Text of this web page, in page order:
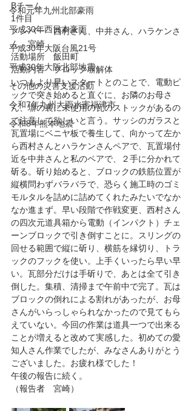
令和元年九州北部豪雨
平成30年西日本豪雨
平成30年大阪台風21号
平成30年大阪北部地震
その他の災害支援活動
令和7年九州大雨水害福津市
令和8年熊本地震
Bチーム
1件目
メンバー　西村さん、中井さん、ハラケンさ
ん、宮崎
活動場所　飯田町
活動内容　ブロック塀解体
いつもより早いスタートとのことで、電動ピ
ックで突き始めると直ぐに、お隣のお母さ
ん、塀の裏に未使用の瓦のストックがあるの
で注意して欲しいと言う。サッシのガラスと
瓦置場にベニヤ板で養生して、向かって左か
ら西村さんとハラケンさんペアで、瓦置場付
近を中井さんと私のペアで、２手に分かれて
斫る。斫り始めると、ブロックの鉄筋位置が
縦横問わずバラバラで、恐らく施工時のゴミ
モルタルを詰めに詰めてくれたみたいでなか
なか進まず。早い段階で作戦変更、西村さん
の四次元道具箱から電動（インパクト）チェ
ーンブロックで引き倒すことに。スリングの
回せる範囲で縦に斫り、横筋を縁切り、トラ
ックのフックを使い。上手くいったら早い早
い。瓦部分だけは手斫りで、あとは全て引き
倒した。集積、清掃まで午前中で完了。瓦は
ブロックの倒れによる割れがあったが、お母
さんがいらっしゃられなかったので見てもら
えていない。今回の作業は道具一つで出来る
ことが増えると改めて実感した。初めての愛
知人さん作業でしたが、みなさんありがとう
ございました。お疲れ様でした！
午後の報告に続く。
（報告者　宮崎）